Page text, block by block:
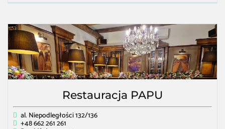
Restauracja PAPU
al. Niepodległości 132/136
+48 662 261 261